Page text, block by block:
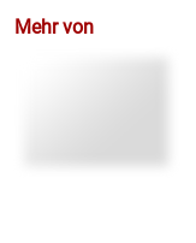
Mehr von